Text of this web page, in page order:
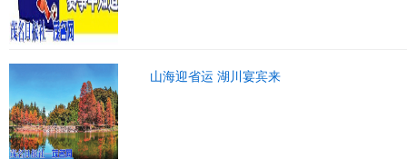
山海迎省运 湖川宴宾来